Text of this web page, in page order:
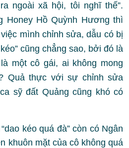
ngoài xã hội, tôi nghĩ thế”.
Honey Hồ Quỳnh Hương thì
mình chỉnh sửa, dẫu có bị
cũng chẳng sao, bởi đó là
một cô gái, ai không mong
Quả thực với sự chỉnh sửa
sỹ đất Quảng cũng khó có
kéo quá đà” còn có Ngân
khuôn mặt của cô không quá